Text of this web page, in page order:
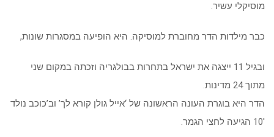
מוסיקלי עשיר.
כבר מילדות הדר מחוברת למוסיקה. היא הופיעה במסגרות שונות,
ובגיל 11 ייצגה את ישראל בתחרות בבולגריה וזכתה במקום שני
מתוך 24 מדינות.
הדר היא בוגרת העונה הראשונה של ‘אייל גולן קורא לך’ וב’כוכב נולד
10′ הגיעה לחצי הגמר.